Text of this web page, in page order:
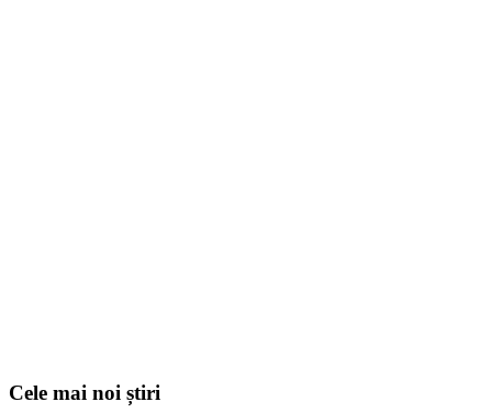
Cele mai noi știri